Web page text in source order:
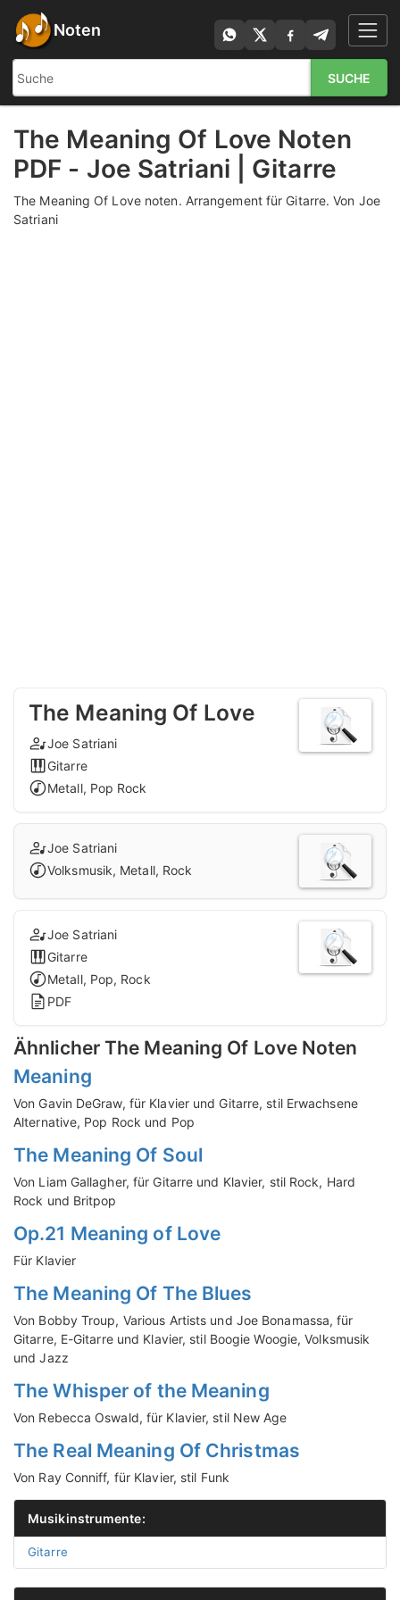
Noten
SUCHE
The Meaning Of Love Noten
PDF - Joe Satriani | Gitarre
The Meaning Of Love noten. Arrangement für Gitarre. Von Joe
Satriani
The Meaning Of Love
Joe Satriani
Gitarre
Metall, Pop Rock
Joe Satriani
Volksmusik, Metall, Rock
Joe Satriani
Gitarre
Metall, Pop, Rock
PDF
Ähnlicher The Meaning Of Love Noten
Meaning
Von Gavin DeGraw, für Klavier und Gitarre, stil Erwachsene
Alternative, Pop Rock und Pop
The Meaning Of Soul
Von Liam Gallagher, für Gitarre und Klavier, stil Rock, Hard
Rock und Britpop
Op.21 Meaning of Love
Für Klavier
The Meaning Of The Blues
Von Bobby Troup, Various Artists und Joe Bonamassa, für
Gitarre, E-Gitarre und Klavier, stil Boogie Woogie, Volksmusik
und Jazz
The Whisper of the Meaning
Von Rebecca Oswald, für Klavier, stil New Age
The Real Meaning Of Christmas
Von Ray Conniff, für Klavier, stil Funk
Musikinstrumente:
Gitarre